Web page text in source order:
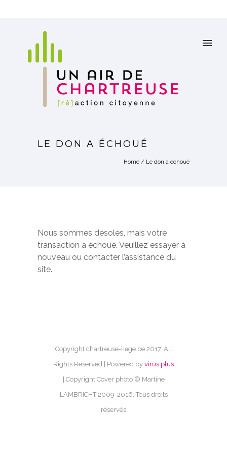
LE DON A ÉCHOUÉ
Home / Le don a échoué
Nous sommes désolés, mais votre
transaction a échoué. Veuillez essayer à
nouveau ou contacter l’assistance du
site.
Copyright chartreuse-liege.be 2017. All
Rights Reserved | Powered by virus.plus
| Copyright Cover photo © Martine
LAMBRICHT 2009-2016. Tous droits
réservés